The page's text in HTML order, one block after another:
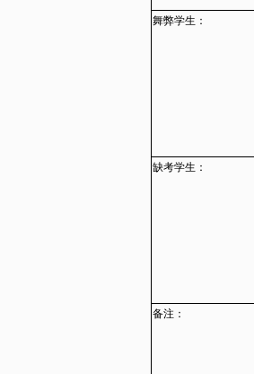
舞弊学生：
缺考学生：
备注：